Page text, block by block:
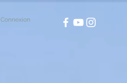
Connexion